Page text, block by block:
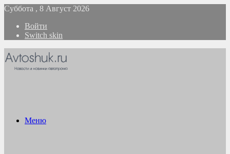
Суббота , 8 Август 2026
Войти
Switch skin
Меню